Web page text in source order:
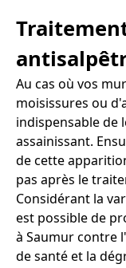
Au cas où vos
moisissures ou
indispensable de
assainissant.
de cette
pas après le
Considérant la
est possible de
à Saumur contre
de santé et la